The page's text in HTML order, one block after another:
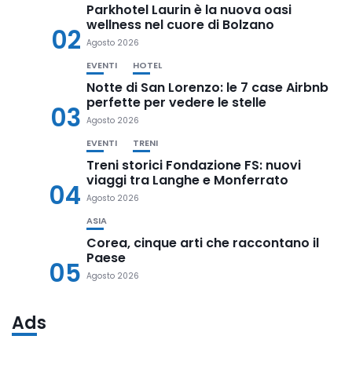
02
Parkhotel Laurin è la nuova oasi
wellness nel cuore di Bolzano
Agosto 2026
03
EVENTI HOTEL
Notte di San Lorenzo: le 7 case Airbnb
perfette per vedere le stelle
Agosto 2026
04
EVENTI TRENI
Treni storici Fondazione FS: nuovi
viaggi tra Langhe e Monferrato
Agosto 2026
05
ASIA
Corea, cinque arti che raccontano il
Paese
Agosto 2026
Ads